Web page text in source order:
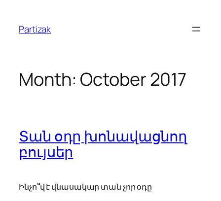
content
Partizak
Month: October 2017
Տան օդը խոնավացնող
բույսեր
Ինչո՞վ է վնասակար տան չոր օդը